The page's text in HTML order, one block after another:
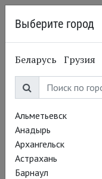
Выберите город
Беларусь Грузия
Альметьевск
Анадырь
Архангельск
Астрахань
Барнаул